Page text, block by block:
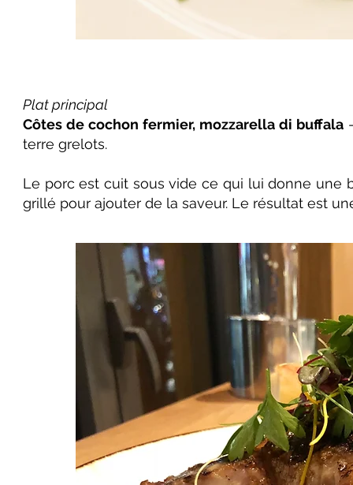
Plat principal
Côtes de cochon fermier, mozzarella di buffala-
terre grelots.
Le porc est cuit sous vide ce qui lui donne
grillé pour ajouter de la saveur. Le résultat est